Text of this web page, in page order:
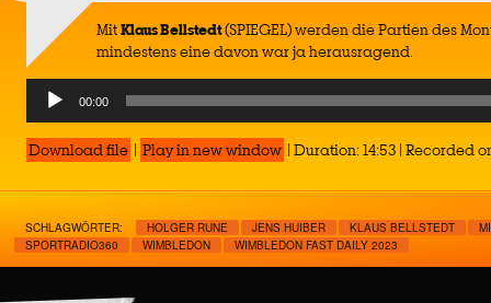
MitKlaus Bellstedt(SPIEGEL) werden die Partien des
mindestens eine davon war ja herausragend.
Audio
Player
00:00
Download file | Play in new window | Duration: 14:53 | Recorded
SCHLAGWÖRTER: HOLGER RUNE JENS HUIBER KLAUS BELLSTEDT
SPORTRADIO360
WIMBLEDON WIMBLEDON FAST DAILY 2023